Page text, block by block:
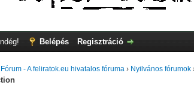
Belépés Regisztráció
- A feliratok.eu hivatalos fóruma › Nyilvános fórumok